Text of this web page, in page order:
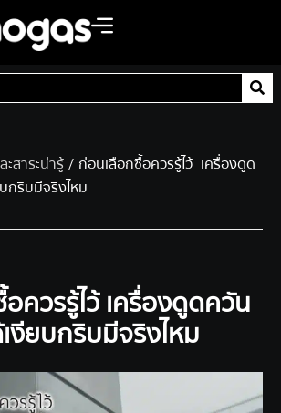
สาระน่ารู้/ ก่อนเลือกซื้อควรรู้ไว้ เครื่องดูด
กริบมีจริงไหม
ควรรู้ไว้ เครื่องดูดควัน
งียบกริบมีจริงไหม